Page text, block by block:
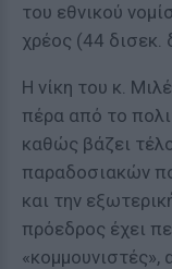
του εθνικού
χρέος (44 δισεκ.
Η νίκη του κ.
πέρα από το
καθώς βάζει
παραδοσιακών
και την
πρόεδρος έχει
«κομμουνιστές»,